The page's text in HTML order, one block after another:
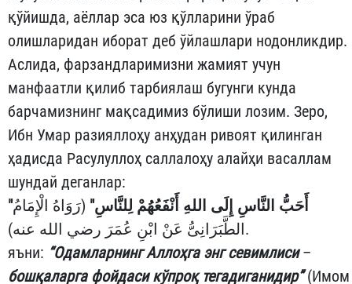
қўйишда, аёллар эса юз қўлларини ўраб
олишларидан иборат деб ўйлашлари нодонликдир.
Аслида, фарзандларимизни жамият учун
манфаатли қилиб тарбиялаш бугунги кунда
барчамизнинг мақсадимиз бўлиши лозим. Зеро,
Ибн Умар разияллоҳу анҳудан ривоят қилинган
ҳадисда Расулуллоҳ саллалоҳу алайҳи васаллам
шундай деганлар:
"أَحَبُّ النَّاسِ إِلَى اللهِ أَنْفَعُهُمْ لِلنَّاسِ" (رَوَاهُ الْإِمَامُ
الطَّبَرَانِىُّ عَنْ ابْنِ عُمَرَ رضي الله عنه).
яъни: “Одамларнинг Аллоҳга энг севимлиси–
бошқаларга фойдаси кўпроқ тегадиганидир”(Имом